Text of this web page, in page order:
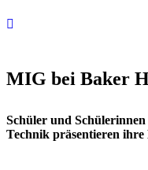
MIG bei Baker
Schüler und
Technik präsentieren ihre